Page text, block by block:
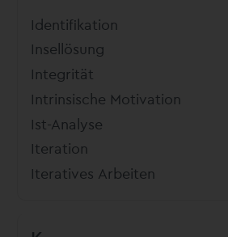
Identifikation
Insellösung
Integrität
Intrinsische Motivation
Ist-Analyse
Iteration
Iteratives Arbeiten